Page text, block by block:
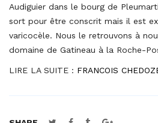
Audiguier dans le bourg de
sort pour être conscrit mais il est
varicocèle. Nous le retrouvons à
domaine de Gatineau à la Roche-
LIRE LA SUITE : FRANCOIS